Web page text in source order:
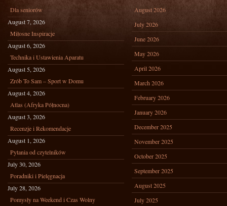
Dla seniorów
August 7, 2026
Miłosne Inspiracje
August 6, 2026
Technika i Ustawienia Aparatu
August 5, 2026
Zrób To Sam – Sport w Domu
August 4, 2026
Atlas (Afryka Północna)
August 3, 2026
Recenzje i Rekomendacje
August 1, 2026
Pytania od czytelników
July 30, 2026
Poradniki i Pielęgnacja
July 28, 2026
Pomysły na Weekend i Czas Wolny
August 2026
July 2026
June 2026
May 2026
April 2026
March 2026
February 2026
January 2026
December 2025
November 2025
October 2025
September 2025
August 2025
July 2025